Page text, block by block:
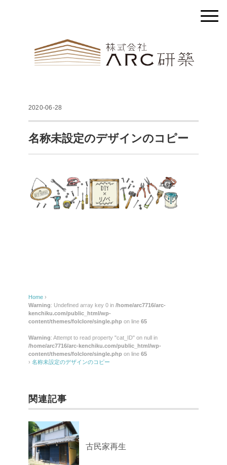
2020-06-28
名称未設定のデザインのコピー
Home ›
Warning: Undefined array key 0 in /home/arc7716/arc-
kenchiku.com/public_html/wp-
content/themes/folclore/single.php on line 65
Warning: Attempt to read property "cat_ID" on null in
/home/arc7716/arc-kenchiku.com/public_html/wp-
content/themes/folclore/single.php on line 65
› 名称未設定のデザインのコピー
関連記事
古民家再生